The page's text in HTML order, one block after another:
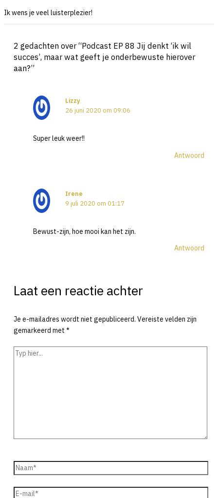
Ik wens je veel luisterplezier!
2 gedachten over “Podcast EP 88 Jij denkt ‘ik wil
succes’, maar wat geeft je onderbewuste hierover
aan?”
Lizzy
26 juni 2020 om 09:06
Super leuk weer!!
Antwoord
Irene
9 juli 2020 om 01:17
Bewust-zijn, hoe mooi kan het zijn.
Antwoord
Laat een reactie achter
Je e-mailadres wordt niet gepubliceerd. Vereiste velden zijn
gemarkeerd met *
Typ
Naam*
E-